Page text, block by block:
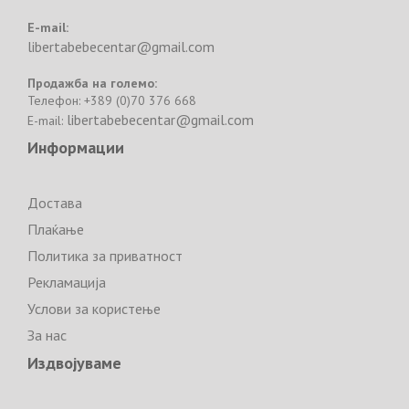
E-mail:
libertabebecentar@gmail.com
Продажба на големо:
Телефон: +389 (0)70 376 668
E-mail: libertabebecentar@gmail.com
Информации
Достава
Плаќање
Политика за приватност
Рекламација
Услови за користење
За нас
Издвојуваме